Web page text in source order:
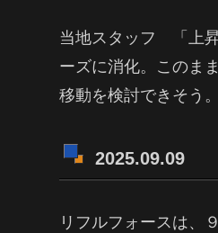
当地スタッフ 「上
ーズに消化。このま
移動を検討できそう
2025.09.09
リフルフォースは、